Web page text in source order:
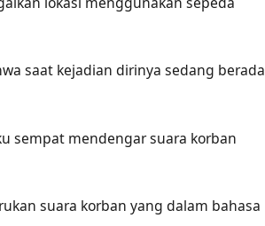
saat kejadian dirinya sedang berada
sempat mendengar suara korban
suara korban yang dalam bahasa